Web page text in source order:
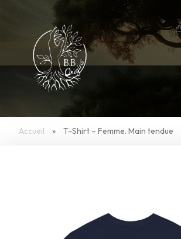
Accueil » T-Shirt – Femme. Main tendue